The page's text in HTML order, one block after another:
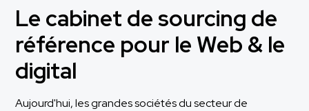
Le cabinet de sourcing de
référence pour le Web & le
digital
Aujourd'hui, les grandes sociétés du secteur de